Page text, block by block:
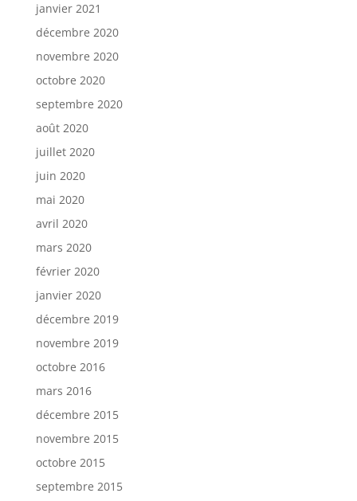
janvier 2021
décembre 2020
novembre 2020
octobre 2020
septembre 2020
août 2020
juillet 2020
juin 2020
mai 2020
avril 2020
mars 2020
février 2020
janvier 2020
décembre 2019
novembre 2019
octobre 2016
mars 2016
décembre 2015
novembre 2015
octobre 2015
septembre 2015